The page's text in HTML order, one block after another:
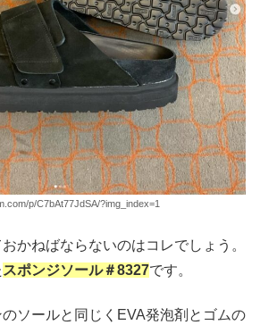
p/C7bAt77JdSA/?img_index=1
かねばならないのはコレでしょう。
スポンジソール＃8327です。
ソールと同じくEVA発泡剤とゴムの